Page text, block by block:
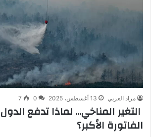
مراد العربي 13 أغسطس، 2025 0
7
التغير المناخي… لماذا تدفع
الفاتورة الأكبر؟